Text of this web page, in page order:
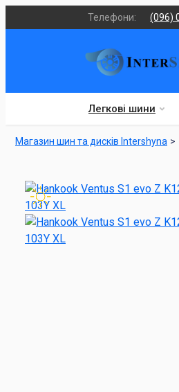
Телефони: (096)
Легкові шини
Магазин шин та дисків Intershyna